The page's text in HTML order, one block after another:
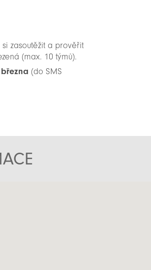
zasoutěžit a prověřit
(max. 10 týmů).
(do SMS